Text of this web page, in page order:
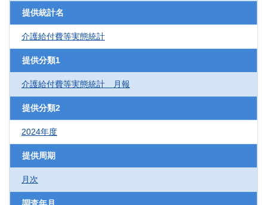
提供統計名
介護給付費等実態統計
提供分類1
介護給付費等実態統計 月報
提供分類2
2024年度
提供周期
月次